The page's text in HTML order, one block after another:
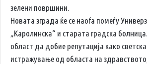
зелени површини.
Новата зграда ќе се наоѓа помеѓу
„Каролинска“ и старата градска
област да добие репутација како
истражување од областа на